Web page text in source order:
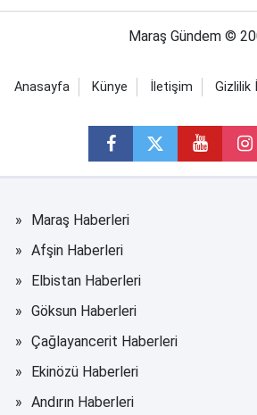
Maraş Gündem ©
Anasayfa Künye İletişim Gizlilik
Maraş Haberleri
Afşin Haberleri
Elbistan Haberleri
Göksun Haberleri
Çağlayancerit Haberleri
Ekinözü Haberleri
Andırın Haberleri